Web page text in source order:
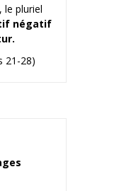
, le pluriel
négatif
21-28)